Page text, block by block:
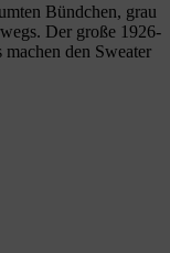
Bündchen, grau
Der große 1926-
den Sweater